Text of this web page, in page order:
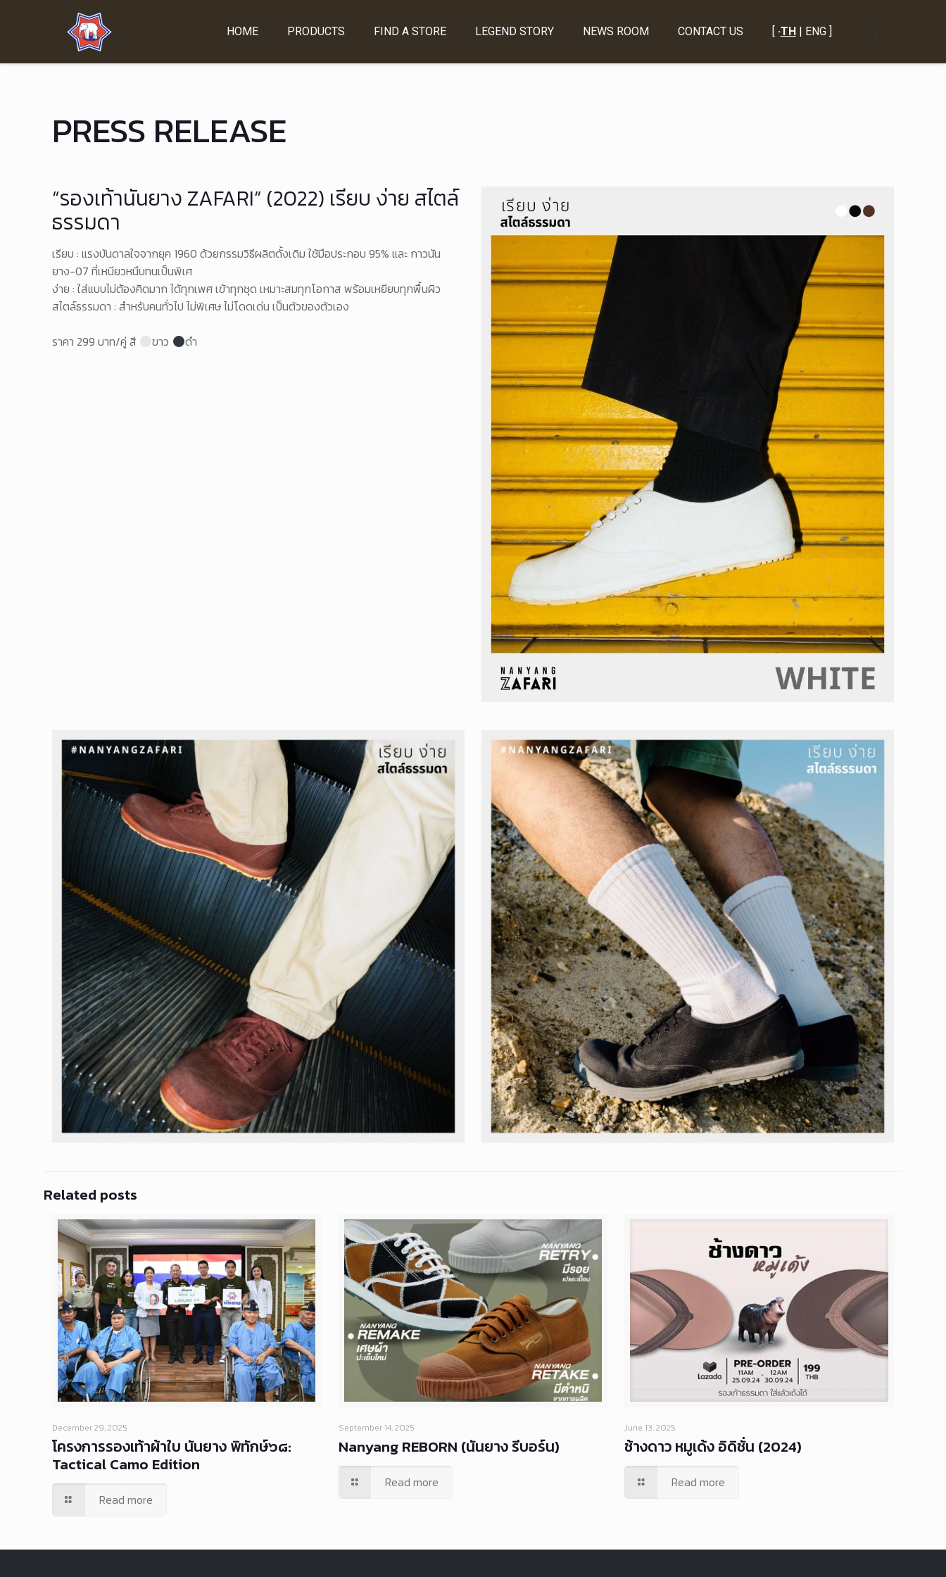
HOME PRODUCTS FIND A STORE LEGEND STORY NEWS ROOM CONTACT US [ ·TH| ENG ]
PRESS RELEASE
“รองเท้านันยาง ZAFARI” (2022) เรียบ ง่าย สไตล์
ธรรมดา
เรียบ : แรงบันดาลใจจากยุค 1960 ด้วยกรรมวิธีผลิตดั้งเดิม ใช้มือประกอบ 95% และ กาวนัน
ยาง-07 ที่เหนียวหนึบทนเป็นพิเศ
ง่าย : ใส่แบบไม่ต้องคิดมาก ได้ทุกเพศ เข้าทุกชุด เหมาะสมทุกโอกาส พร้อมเหยียบทุกพื้นผิว
สไตล์ธรรมดา : สำหรับคนทั่วไป ไม่พิเศษ ไม่โดดเด่น เป็นตัวของตัวเอง
ราคา 299 บาท/คู่ สี ขาว ดำ
Related posts
December 29, 2025
โครงการรองเท้าผ้าใบ นันยาง พิทักษ์๖๘:
Tactical Camo Edition
Read more
September 14, 2025
Nanyang REBORN (นันยาง รีบอร์น)
Read more
June 13, 2025
ช้างดาว หมูเด้ง อิดิชั่น (2024)
Read more